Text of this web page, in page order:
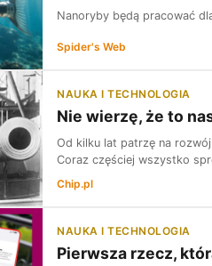
Nanoryby będą pracować
Spider's Web
NAUKA I TECHNOLOGIA
Nie wierzę, że to
Od kilku lat patrzę na
Coraz częściej wszystko
Chip.pl
NAUKA I TECHNOLOGIA
Pierwsza rzecz,